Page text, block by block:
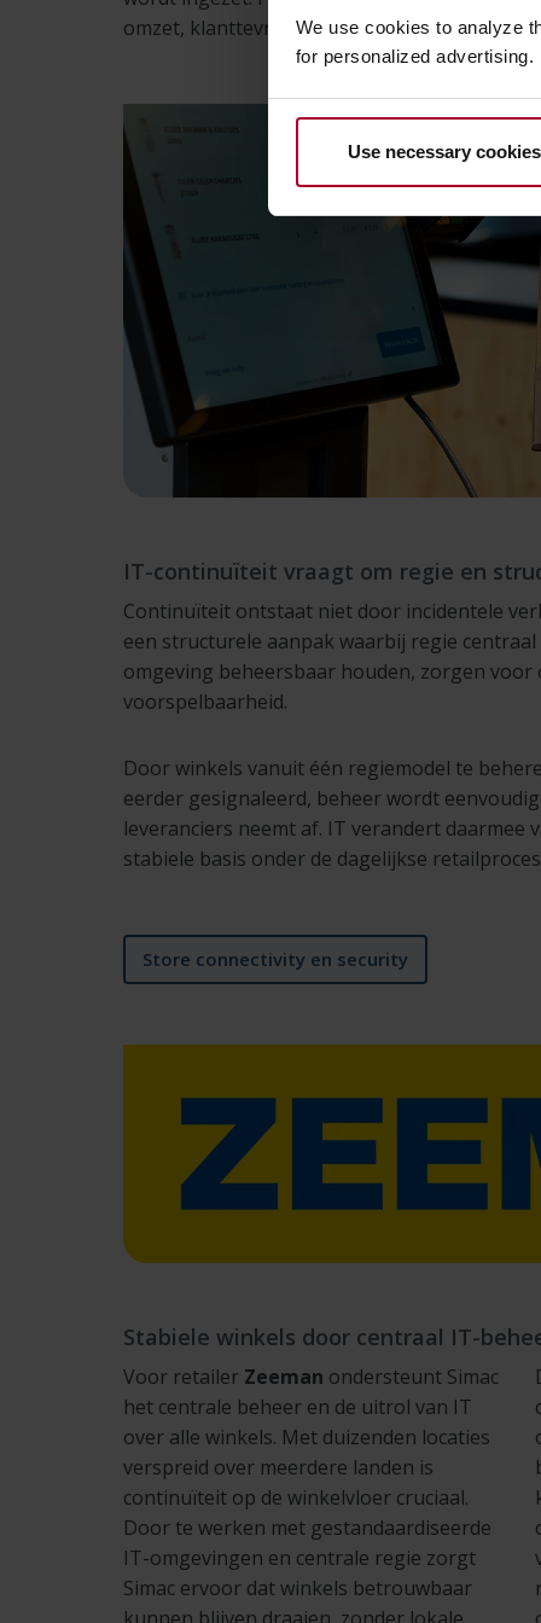
We use cookies to analyze
for personalized advertising.
Use necessary
omzet, klanttevredenheid en merkreputatie.
IT-continuïteit vraagt om regie en
Continuïteit ontstaat niet door incidentele
een structurele aanpak waarbij regie
omgeving beheersbaar houden, zorgen voor
voorspelbaarheid.
Door winkels vanuit één regiemodel te
eerder gesignaleerd, beheer wordt
leveranciers neemt af. IT verandert daarmee
stabiele basis onder de dagelijkse
Store connectivity en security
Stabiele winkels door centraal IT-
Voor retailer Zeeman ondersteunt Simac
het centrale beheer en de uitrol van IT
over alle winkels. Met duizenden locaties
verspreid over meerdere landen is
continuïteit op de winkelvloer cruciaal.
Door te werken met gestandaardiseerde
IT-omgevingen en centrale regie zorgt
Simac ervoor dat winkels betrouwbaar